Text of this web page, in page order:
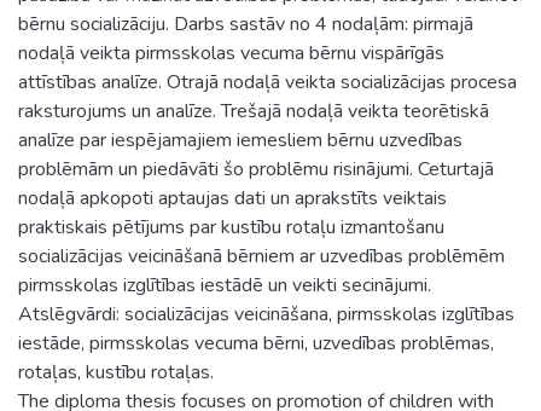
bērnu socializāciju. Darbs sastāv no 4 nodaļām: pirmajā
nodaļā veikta pirmsskolas vecuma bērnu vispārīgās
attīstības analīze. Otrajā nodaļā veikta socializācijas procesa
raksturojums un analīze. Trešajā nodaļā veikta teorētiskā
analīze par iespējamajiem iemesliem bērnu uzvedības
problēmām un piedāvāti šo problēmu risinājumi. Ceturtajā
nodaļā apkopoti aptaujas dati un aprakstīts veiktais
praktiskais pētījums par kustību rotaļu izmantošanu
socializācijas veicināšanā bērniem ar uzvedības problēmēm
pirmsskolas izglītības iestādē un veikti secinājumi.
Atslēgvārdi: socializācijas veicināšana, pirmsskolas izglītības
iestāde, pirmsskolas vecuma bērni, uzvedības problēmas,
rotaļas, kustību rotaļas.
The diploma thesis focuses on promotion of children with